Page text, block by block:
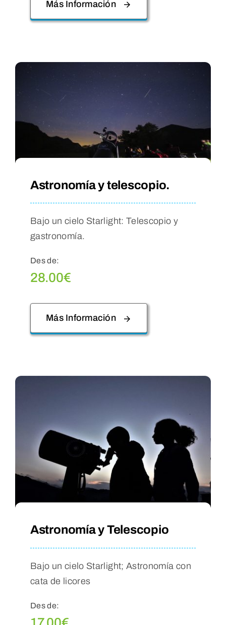
Más Información
Astronomía y telescopio.
Bajo un cielo Starlight: Telescopio y
gastronomía.
Des de:
28.00€
Más Información
Astronomía y Telescopio
Bajo un cielo Starlight; Astronomía con
cata de licores
Des de: